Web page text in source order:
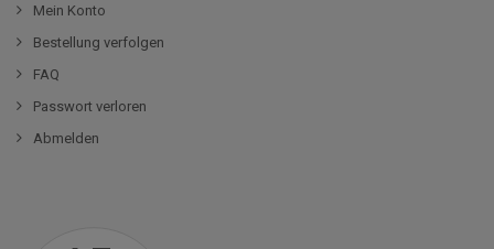
Mein Konto
Bestellung verfolgen
FAQ
Passwort verloren
Abmelden